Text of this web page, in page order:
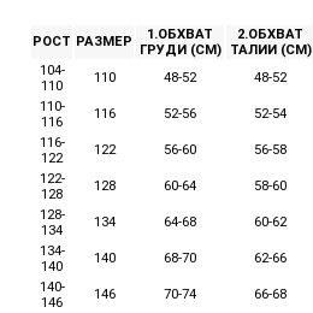
РОСТ РАЗМЕР
1.ОБХВАТ
ГРУДИ (СМ)
2.ОБХВАТ
ТАЛИИ (СМ)
104-
110
110 48-52 48-52
110-
116
116 52-56 52-54
116-
122
122 56-60 56-58
122-
128
128 60-64 58-60
128-
134
134 64-68 60-62
134-
140
140 68-70 62-66
140-
146
146 70-74 66-68